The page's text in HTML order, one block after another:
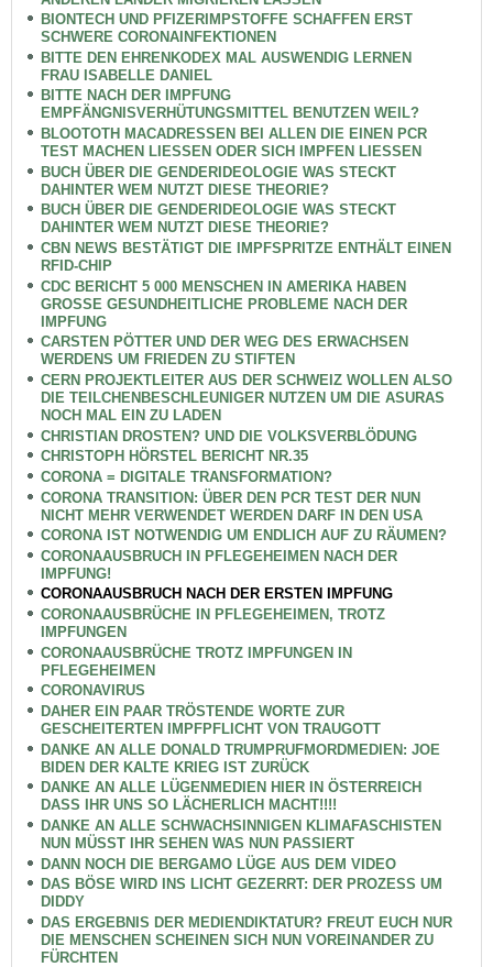
BIONTECH UND PFIZERIMPSTOFFE SCHAFFEN ERST
SCHWERE CORONAINFEKTIONEN
BITTE DEN EHRENKODEX MAL AUSWENDIG LERNEN
FRAU ISABELLE DANIEL
BITTE NACH DER IMPFUNG
EMPFÄNGNISVERHÜTUNGSMITTEL BENUTZEN WEIL?
BLOOTOTH MACADRESSEN BEI ALLEN DIE EINEN PCR
TEST MACHEN LIESSEN ODER SICH IMPFEN LIESSEN
BUCH ÜBER DIE GENDERIDEOLOGIE WAS STECKT
DAHINTER WEM NUTZT DIESE THEORIE?
BUCH ÜBER DIE GENDERIDEOLOGIE WAS STECKT
DAHINTER WEM NUTZT DIESE THEORIE?
CBN NEWS BESTÄTIGT DIE IMPFSPRITZE ENTHÄLT EINEN
RFID-CHIP
CDC BERICHT 5 000 MENSCHEN IN AMERIKA HABEN
GROSSE GESUNDHEITLICHE PROBLEME NACH DER
IMPFUNG
CARSTEN PÖTTER UND DER WEG DES ERWACHSEN
WERDENS UM FRIEDEN ZU STIFTEN
CERN PROJEKTLEITER AUS DER SCHWEIZ WOLLEN ALSO
DIE TEILCHENBESCHLEUNIGER NUTZEN UM DIE ASURAS
NOCH MAL EIN ZU LADEN
CHRISTIAN DROSTEN? UND DIE VOLKSVERBLÖDUNG
CHRISTOPH HÖRSTEL BERICHT NR.35
CORONA = DIGITALE TRANSFORMATION?
CORONA TRANSITION: ÜBER DEN PCR TEST DER NUN
NICHT MEHR VERWENDET WERDEN DARF IN DEN USA
CORONA IST NOTWENDIG UM ENDLICH AUF ZU RÄUMEN?
CORONAAUSBRUCH IN PFLEGEHEIMEN NACH DER
IMPFUNG!
CORONAAUSBRUCH NACH DER ERSTEN IMPFUNG
CORONAAUSBRÜCHE IN PFLEGEHEIMEN, TROTZ
IMPFUNGEN
CORONAAUSBRÜCHE TROTZ IMPFUNGEN IN
PFLEGEHEIMEN
CORONAVIRUS
DAHER EIN PAAR TRÖSTENDE WORTE ZUR
GESCHEITERTEN IMPFPFLICHT VON TRAUGOTT
DANKE AN ALLE DONALD TRUMPRUFMORDMEDIEN: JOE
BIDEN DER KALTE KRIEG IST ZURÜCK
DANKE AN ALLE LÜGENMEDIEN HIER IN ÖSTERREICH
DASS IHR UNS SO LÄCHERLICH MACHT!!!!
DANKE AN ALLE SCHWACHSINNIGEN KLIMAFASCHISTEN
NUN MÜSST IHR SEHEN WAS NUN PASSIERT
DANN NOCH DIE BERGAMO LÜGE AUS DEM VIDEO
DAS BÖSE WIRD INS LICHT GEZERRT: DER PROZESS UM
DIDDY
DAS ERGEBNIS DER MEDIENDIKTATUR? FREUT EUCH NUR
DIE MENSCHEN SCHEINEN SICH NUN VOREINANDER ZU
FÜRCHTEN